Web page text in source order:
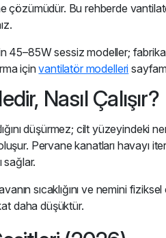
çözümüdür. Bu rehberde
45–85W sessiz modeller;
içinvantilatör modelleri
Nasıl Çalışır?
düşürmez; cilt yüzeyindeki
Pervane kanatları havayı
sağlar.
sıcaklığını ve nemini
daha düşüktür.